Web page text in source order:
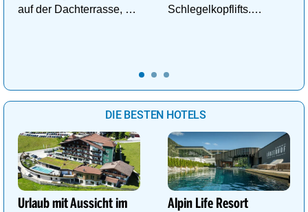
auf der Dachterrasse, 4
Schlegelkopflifts.
DIE BESTEN HOTELS
Urlaub mit Aussicht im Alpin Life Resort